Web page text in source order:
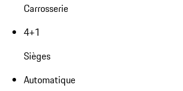
Carrosserie
4+1
Sièges
Automatique